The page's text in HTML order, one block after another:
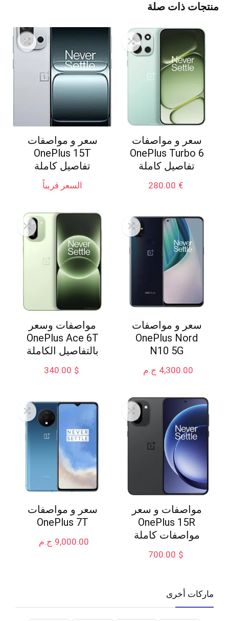
منتجات ذات صلة
سعر و مواصفات
OnePlus Turbo 6
تفاصيل كاملة
€
280.00
سعر و مواصفات
OnePlus 15T
تفاصيل كاملة
السعر قريباً
سعر و مواصفات
OnePlus Nord
N10 5G
ج.م 4,300.00
مواصفات وسعر
OnePlus Ace 6T
بالتفاصيل الكاملة
$
340.00
مواصفات و سعر
OnePlus 15R
مواصفات كاملة
$
700.00
سعر و مواصفات
OnePlus 7T
ج.م 9,000.00
ماركات أخرى